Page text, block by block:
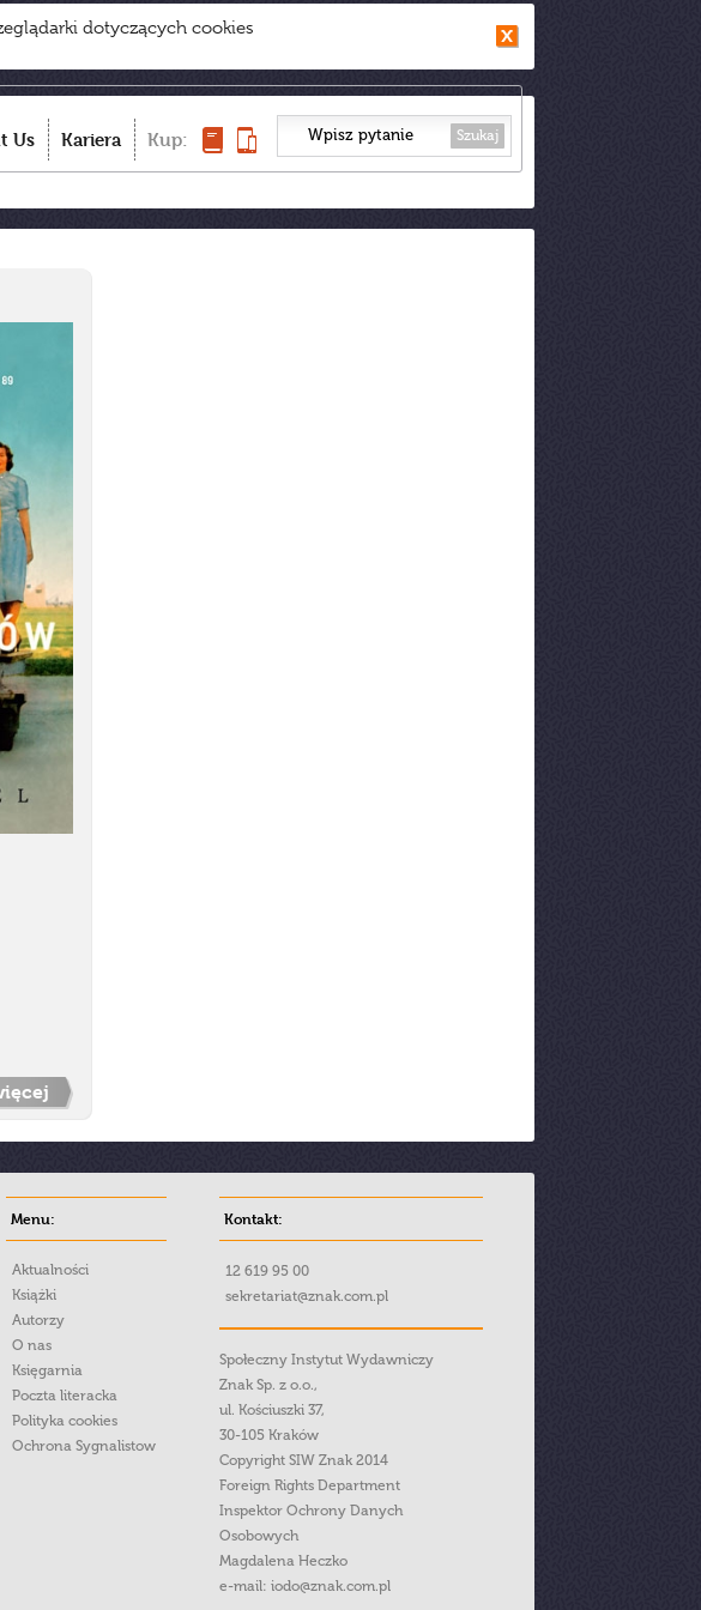
dotyczących cookies
Us Kariera Kup: Szukaj
Menu:
Aktualności
Książki
Autorzy
O nas
Księgarnia
Poczta literacka
Polityka cookies
Ochrona Sygnalistow
Kontakt:
12 619 95 00
sekretariat@znak.com.pl
Społeczny Instytut Wydawniczy
Znak Sp. z o.o.,
ul. Kościuszki 37,
30-105 Kraków
Copyright SIW Znak 2014
Foreign Rights Department
Inspektor Ochrony Danych
Osobowych
Magdalena Heczko
e-mail: iodo@znak.com.pl